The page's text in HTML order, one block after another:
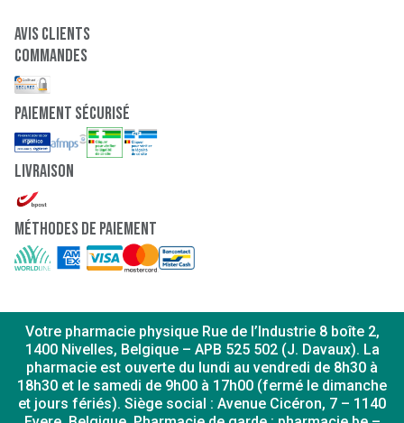
Avis clients
Commandes
paiement sécurisé
Livraison
Méthodes de paiement
Votre pharmacie physique Rue de l’Industrie 8 boîte 2,
1400 Nivelles, Belgique – APB 525 502 (J. Davaux). La
pharmacie est ouverte du lundi au vendredi de 8h30 à
18h30 et le samedi de 9h00 à 17h00 (fermé le dimanche
et jours fériés). Siège social : Avenue Cicéron, 7 – 1140